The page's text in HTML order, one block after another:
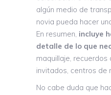
algún medio de
novia pueda hacer
En resumen, incluye
detalle de lo que
maquillaje, recuerdos
invitados, centros de
No cabe duda que